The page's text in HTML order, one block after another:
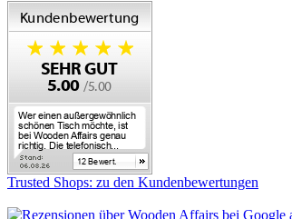
Trusted Shops: zu den Kundenbewertungen